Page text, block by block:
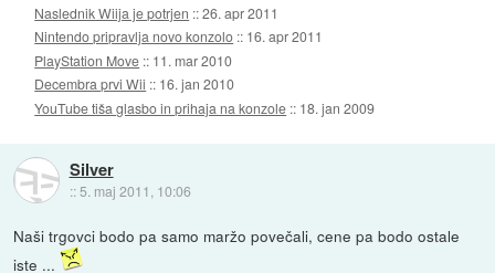
Naslednik Wiija je potrjen ::26. apr 2011
Nintendo pripravlja novo konzolo :: 16. apr 2011
PlayStation Move :: 11. mar 2010
Decembra prvi Wii :: 16. jan 2010
YouTube tiša glasbo in prihaja na konzole :: 18. jan 2009
Silver
:: 5. maj 2011, 10:06
Naši trgovci bodo pa samo maržo povečali, cene pa bodo ostale
iste ...